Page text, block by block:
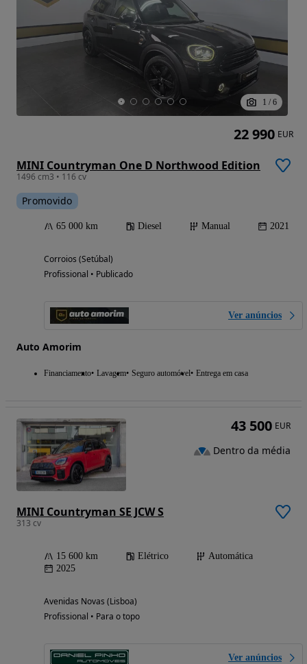
1 / 6
MINI Countryman One D Northwood Edition
1496 cm3 • 116 cv
Promovido
65 000 km Diesel Manual 2021
Corroios (Setúbal)
Profissional • Publicado
Ver anúncios
Auto Amorim
Financiamento Lavagem Seguro automóvel Entrega em casa
22 990 EUR
MINI Countryman SE JCW S
313 cv
15 600 km Elétrico
Automática
2025
Avenidas Novas (Lisboa)
Profissional • Para o topo
Ver anúncios
43 500 EUR
Dentro da média